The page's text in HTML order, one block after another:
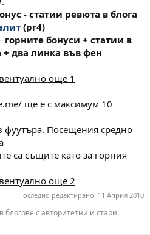
- статии ревюта в блога
(pr4)
горните бонуси + статии в
два линка във фен
още 1
ще е с максимум 10
фуутъра. Посещения средно
са същите като за горния
още 2
Последно редактирано: 11 Април 2010
в блогове с авторитетни и стари